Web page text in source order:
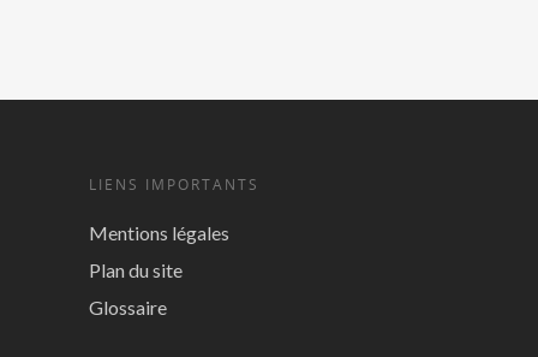
LIENS IMPORTANTS
Mentions légales
Plan du site
Glossaire